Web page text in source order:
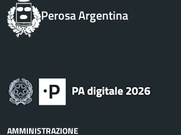
Perosa Argentina
AMMINISTRAZIONE